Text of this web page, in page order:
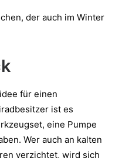
der auch im Winter
für einen
ist es
eine Pumpe
Wer auch an kalten
verzichtet, wird sich